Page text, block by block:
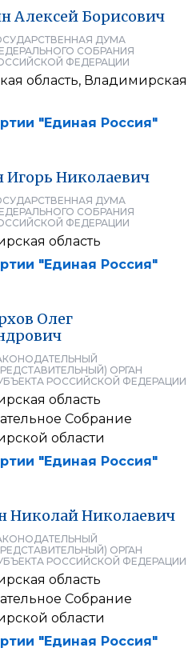
Алексей Борисович
ДУМА
СОБРАНИЯ
ФЕДЕРАЦИИ
область, Владимирская
"Единая Россия"
Игорь Николаевич
ДУМА
СОБРАНИЯ
ФЕДЕРАЦИИ
область
"Единая Россия"
Олег
ОРГАН
РОССИЙСКОЙ ФЕДЕРАЦИИ
область
Собрание
области
"Единая Россия"
НиколайНиколаевич
ОРГАН
РОССИЙСКОЙ ФЕДЕРАЦИИ
область
Собрание
области
"Единая Россия"